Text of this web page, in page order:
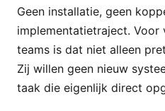
Geen installatie, geen
implementatietraject. Voor
teams is dat niet alleen
Zij willen geen nieuw
taak die eigenlijk direct